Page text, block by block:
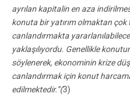
ayrılan kapitalin en aza
konuta bir yatırım olmaktan
canlandırmakta
yaklaşılıyordu. Genellikle
söylenerek, ekonominin krize
canlandırmak için konut
edilmektedir.”(3)